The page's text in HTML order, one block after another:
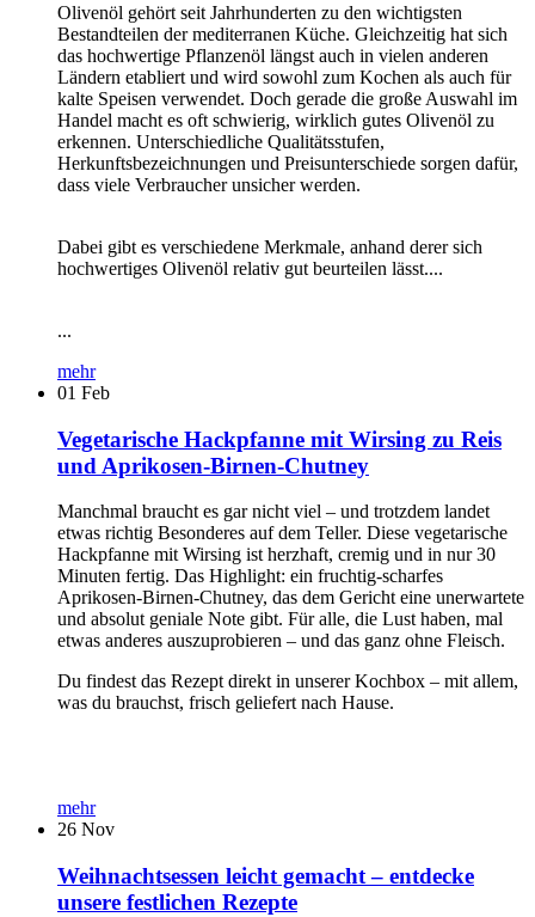
Olivenöl gehört seit Jahrhunderten zu den wichtigsten
Bestandteilen der mediterranen Küche. Gleichzeitig hat sich
das hochwertige Pflanzenöl längst auch in vielen anderen
Ländern etabliert und wird sowohl zum Kochen als auch für
kalte Speisen verwendet. Doch gerade die große Auswahl im
Handel macht es oft schwierig, wirklich gutes Olivenöl zu
erkennen. Unterschiedliche Qualitätsstufen,
Herkunftsbezeichnungen und Preisunterschiede sorgen dafür,
dass viele Verbraucher unsicher werden.
Dabei gibt es verschiedene Merkmale, anhand derer sich
hochwertiges Olivenöl relativ gut beurteilen lässt....
...
mehr
01 Feb
Vegetarische Hackpfanne mit Wirsing zu Reis
und Aprikosen-Birnen-Chutney
Manchmal braucht es gar nicht viel – und trotzdem landet
etwas richtig Besonderes auf dem Teller. Diese vegetarische
Hackpfanne mit Wirsing ist herzhaft, cremig und in nur 30
Minuten fertig. Das Highlight: ein fruchtig-scharfes
Aprikosen-Birnen-Chutney, das dem Gericht eine unerwartete
und absolut geniale Note gibt. Für alle, die Lust haben, mal
etwas anderes auszuprobieren – und das ganz ohne Fleisch.
Du findest das Rezept direkt in unserer Kochbox – mit allem,
was du brauchst, frisch geliefert nach Hause.
mehr
26 Nov
Weihnachtsessen leicht gemacht – entdecke
unsere festlichen Rezepte